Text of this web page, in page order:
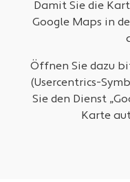
Damit Sie die
Google Maps in
Öffnen Sie dazu
(Usercentrics-
Sie den Dienst
Karte